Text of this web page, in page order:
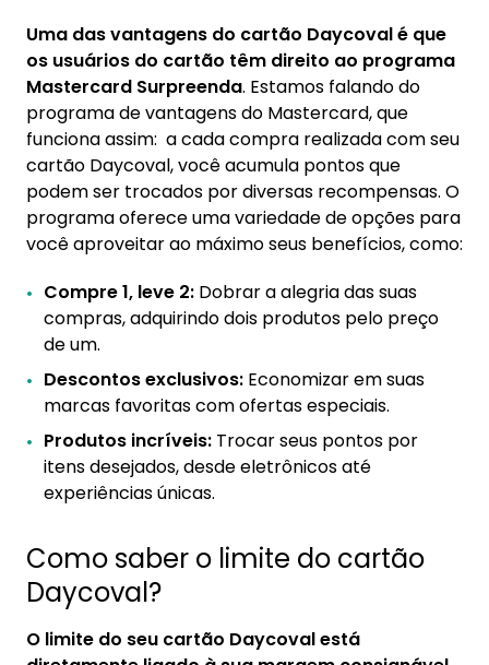
Uma das vantagens do cartão Daycoval é que
os usuários do cartão têm direito ao programa
Mastercard Surpreenda. Estamos falando do
programa de vantagens do Mastercard, que
funciona assim: a cada compra realizada com seu
cartão Daycoval, você acumula pontos que
podem ser trocados por diversas recompensas. O
programa oferece uma variedade de opções para
você aproveitar ao máximo seus benefícios, como:
Compre 1, leve 2: Dobrar a alegria das suas
compras, adquirindo dois produtos pelo preço
de um.
Descontos exclusivos: Economizar em suas
marcas favoritas com ofertas especiais.
Produtos incríveis: Trocar seus pontos por
itens desejados, desde eletrônicos até
experiências únicas.
Como saber o limite do cartão
Daycoval?
O limite do seu cartão Daycoval está